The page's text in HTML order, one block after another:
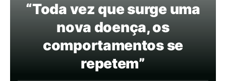
“Toda vez que surge uma
nova doença, os
comportamentos se
repetem”